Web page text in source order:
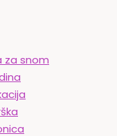
za snom